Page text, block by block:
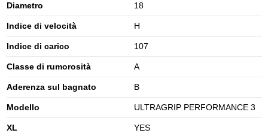
Diametro 18
Indice di velocità H
Indice di carico 107
Classe di rumorosità A
Aderenza sul bagnato B
Modello ULTRAGRIP PERFORMANCE 3
XL YES